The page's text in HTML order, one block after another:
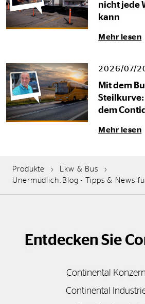
nicht jede
kann
Mehr lesen
2026/07/
Mit dem
Steilkurve:
dem
Mehr lesen
Produkte
Lkw & Bus
Unermüdlich.Blog - Tipps & News
Entdecken Sie
Continental Konzern
Continental